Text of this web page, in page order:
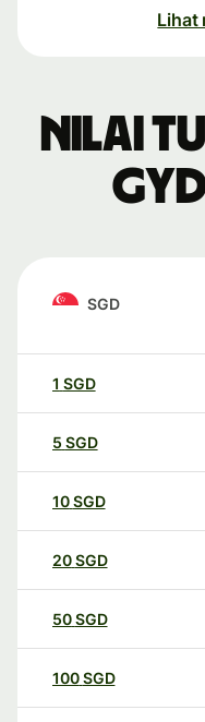
Lihat
Nilai
SGD
1 SGD
5 SGD
10SGD
20SGD
50SGD
100SGD